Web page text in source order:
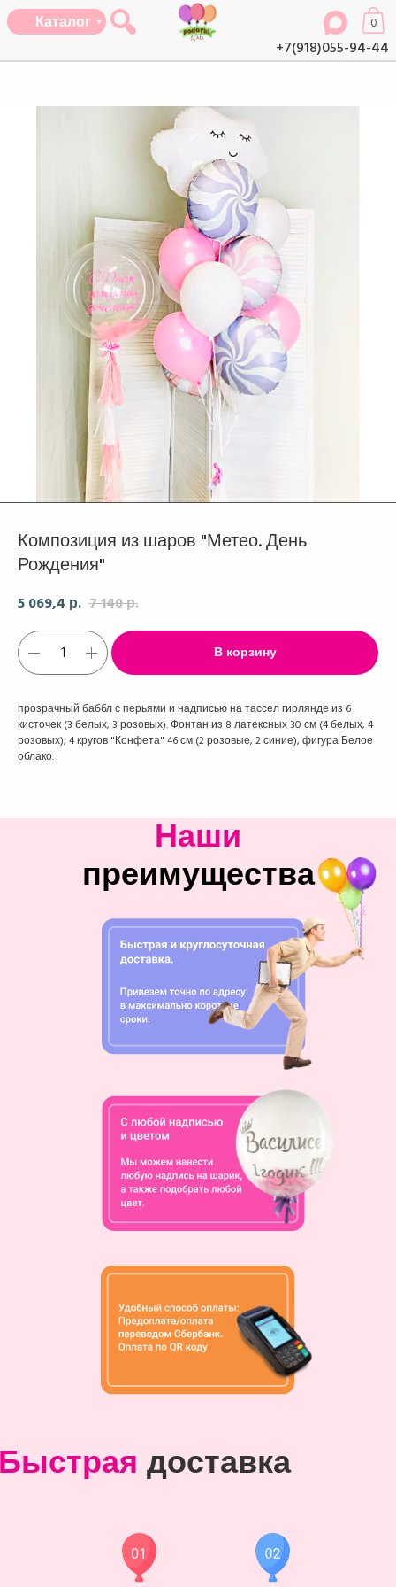
+7(918)055-94-44
0
Каталог
Композиция из шаров "Метео. День
Рождения"
5 069,4 р. 7 140р.
В корзину
прозрачный баббл с перьями и надписью на тассел гирлянде из 6
кисточек (3 белых, 3 розовых). Фонтан из 8 латексных 30 см (4 белых, 4
розовых), 4 кругов "Конфета" 46 см (2 розовые, 2 синие), фигура Белое
облако.
Наши
преимущества
доставка